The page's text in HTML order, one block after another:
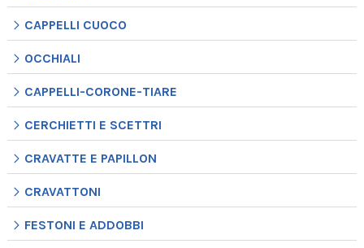
CAPPELLI CUOCO
OCCHIALI
CAPPELLI-CORONE-TIARE
CERCHIETTI E SCETTRI
CRAVATTE E PAPILLON
CRAVATTONI
FESTONI E ADDOBBI